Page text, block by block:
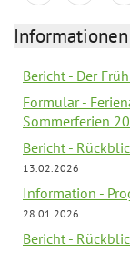
Bericht - Der
Formular -
Sommerferien
Bericht -
13.02.2026
Information -
28.01.2026
Bericht -